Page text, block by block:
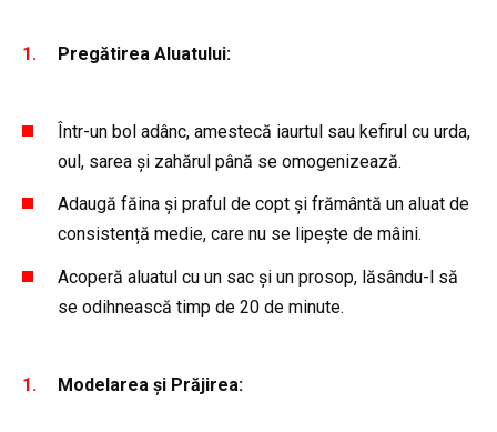
Pregătirea Aluatului:
Într-un bol adânc, amestecă iaurtul sau kefirul cu urda,
oul, sarea și zahărul până se omogenizează.
Adaugă făina și praful de copt și frământă un aluat de
consistență medie, care nu se lipește de mâini.
Acoperă aluatul cu un sac și un prosop, lăsându-l să
se odihnească timp de 20 de minute.
Modelarea și Prăjirea: